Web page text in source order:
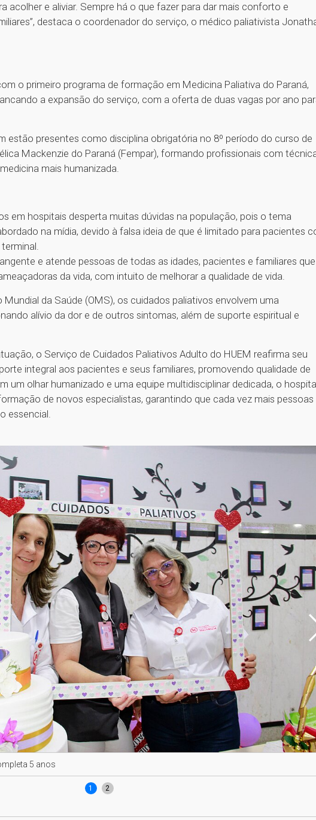
acolher e aliviar. Sempre há o que fazer para dar mais conforto e
destaca o coordenador do serviço, o médico paliativista
o primeiro programa de formação em Medicina Paliativa do Paraná,
a expansão do serviço, com a oferta de duas vagas por ano
estão presentes como disciplina obrigatória no 8º período do curso de
Mackenzie do Paraná (Fempar), formando profissionais com
mais humanizada.
em hospitais desperta muitas dúvidas na população, pois o tema
na mídia, devido à falsa ideia de que é limitado para pacientes
e atende pessoas de todas as idades, pacientes e familiares que
da vida, com intuito de melhorar a qualidade de vida.
da Saúde (OMS), os cuidados paliativos envolvem uma
alívio da dor e de outros sintomas, além de suporte espiritual e
o Serviço de Cuidados Paliativos Adulto do HUEM reafirma seu
integral aos pacientes e seus familiares, promovendo qualidade de
um olhar humanizado e uma equipe multidisciplinar dedicada, o
de novos especialistas, garantindo que cada vez mais pessoas
essencial.
5 anos
1 2